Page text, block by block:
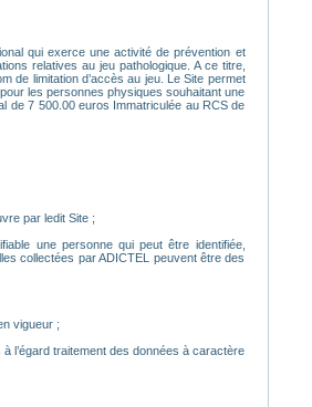
qui exerce une activité de prévention et
relatives au jeu pathologique. A ce titre,
de limitation d’accès au jeu. Le Site permet
les personnes physiques souhaitant une
de 7 500.00 euros Immatriculée au RCS de
par ledit Site ;
une personne qui peut être identifiée,
collectées par ADICTEL peuvent être des
vigueur ;
l’égard traitement des données à caractère